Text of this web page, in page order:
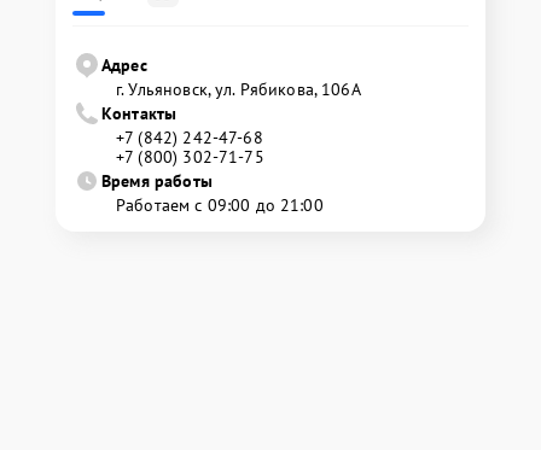
Адрес
г. Ульяновск, ул. Рябикова, 106А
Контакты
+7 (842) 242-47-68
+7 (800) 302-71-75
Время работы
Работаем с 09:00 до 21:00